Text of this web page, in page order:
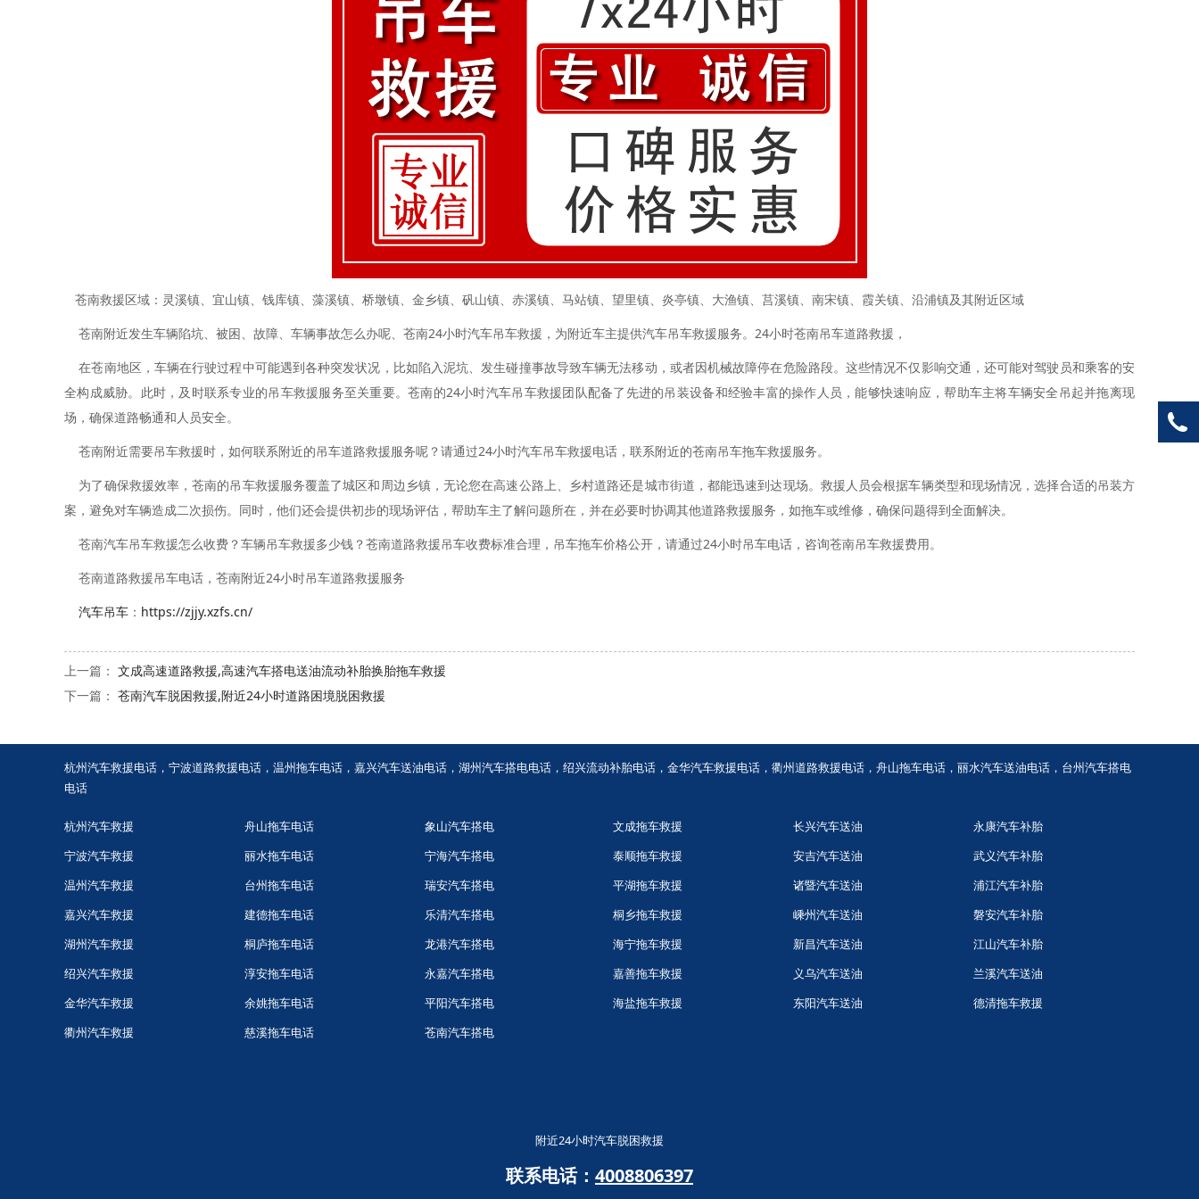
苍南救援区域：灵溪镇、宜山镇、钱库镇、藻溪镇、桥墩镇、金乡镇、矾山镇、赤溪镇、马站镇、望里镇、炎亭镇、大渔镇、莒溪镇、南宋镇、霞关镇、沿浦镇及其附近区域
苍南附近发生车辆陷坑、被困、故障、车辆事故怎么办呢、苍南24小时汽车吊车救援，为附近车主提供汽车吊车救援服务。24小时苍南吊车道路救援，
在苍南地区，车辆在行驶过程中可能遇到各种突发状况，比如陷入泥坑、发生碰撞事故导致车辆无法移动，或者因机械故障停在危险路段。这些情况不仅影响交通，还可能对驾驶员和乘客的安
全构成威胁。此时，及时联系专业的吊车救援服务至关重要。苍南的24小时汽车吊车救援团队配备了先进的吊装设备和经验丰富的操作人员，能够快速响应，帮助车主将车辆安全吊起并拖离现
场，确保道路畅通和人员安全。
苍南附近需要吊车救援时，如何联系附近的吊车道路救援服务呢？请通过24小时汽车吊车救援电话，联系附近的苍南吊车拖车救援服务。
为了确保救援效率，苍南的吊车救援服务覆盖了城区和周边乡镇，无论您在高速公路上、乡村道路还是城市街道，都能迅速到达现场。救援人员会根据车辆类型和现场情况，选择合适的吊装方
案，避免对车辆造成二次损伤。同时，他们还会提供初步的现场评估，帮助车主了解问题所在，并在必要时协调其他道路救援服务，如拖车或维修，确保问题得到全面解决。
苍南汽车吊车救援怎么收费？车辆吊车救援多少钱？苍南道路救援吊车收费标准合理，吊车拖车价格公开，请通过24小时吊车电话，咨询苍南吊车救援费用。
苍南道路救援吊车电话，苍南附近24小时吊车道路救援服务
汽车吊车 ： https://zjjy.xzfs.cn/
上一篇： 文成高速道路救援,高速汽车搭电送油流动补胎换胎拖车救援
下一篇： 苍南汽车脱困救援,附近24小时道路困境脱困救援
杭州汽车救援电话 ， 宁波道路救援电话 ， 温州拖车电话 ， 嘉兴汽车送油电话 ， 湖州汽车搭电电话 ， 绍兴流动补胎电话 ， 金华汽车救援电话 ， 衢州道路救援电话 ， 舟山拖车电话 ， 丽水汽车送油电话 ， 台州汽车搭电
电话
杭州汽车救援
宁波汽车救援
温州汽车救援
嘉兴汽车救援
湖州汽车救援
绍兴汽车救援
金华汽车救援
衢州汽车救援
舟山拖车电话
丽水拖车电话
台州拖车电话
建德拖车电话
桐庐拖车电话
淳安拖车电话
余姚拖车电话
慈溪拖车电话
象山汽车搭电
宁海汽车搭电
瑞安汽车搭电
乐清汽车搭电
龙港汽车搭电
永嘉汽车搭电
平阳汽车搭电
苍南汽车搭电
文成拖车救援
泰顺拖车救援
平湖拖车救援
桐乡拖车救援
海宁拖车救援
嘉善拖车救援
海盐拖车救援
长兴汽车送油
安吉汽车送油
诸暨汽车送油
嵊州汽车送油
新昌汽车送油
义乌汽车送油
东阳汽车送油
永康汽车补胎
武义汽车补胎
浦江汽车补胎
磐安汽车补胎
江山汽车补胎
兰溪汽车送油
德清拖车救援
附近24小时汽车脱困救援
联系电话： 4008806397